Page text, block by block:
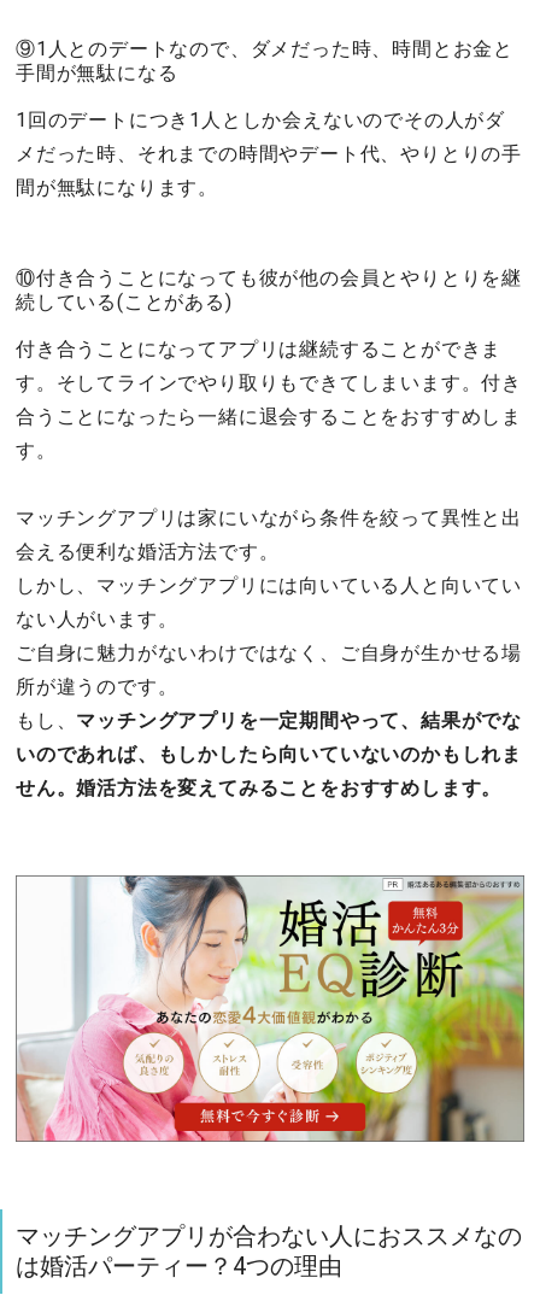
⑨1人とのデートなので、ダメだった時、時間とお金と
手間が無駄になる
1回のデートにつき1人としか会えないのでその人がダ
メだった時、それまでの時間やデート代、やりとりの手
間が無駄になります。
⑩付き合うことになっても彼が他の会員とやりとりを継
続している(ことがある)
付き合うことになってアプリは継続することができま
す。そしてラインでやり取りもできてしまいます。付き
合うことになったら一緒に退会することをおすすめしま
す。
マッチングアプリは家にいながら条件を絞って異性と出
会える便利な婚活方法です。
しかし、マッチングアプリには向いている人と向いてい
ない人がいます。
ご自身に魅力がないわけではなく、ご自身が生かせる場
所が違うのです。
もし、 マッチングアプリを一定期間やって、結果がでな
いのであれば、もしかしたら向いていないのかもしれま
せん。婚活方法を変えてみることをおすすめします。
マッチングアプリが合わない人におススメなの
は婚活パーティー？4つの理由